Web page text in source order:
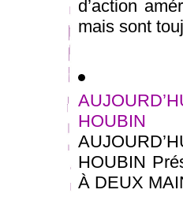
d’action
mais sont
HOUBIN
HOUBIN
À DEUX